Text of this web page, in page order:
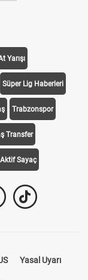
Yarışı
Süper Lig Haberleri
Trabzonspor
Transfer
Aktif Sayaç
Yasal Uyarı